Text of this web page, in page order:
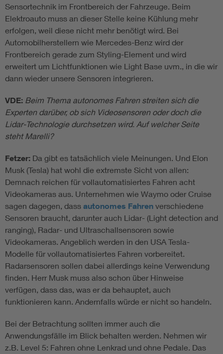
Sensortechnik im Frontbereich der Fahrzeuge. Beim
Elektroauto muss an dieser Stelle keine Kühlung mehr
erfolgen, weil diese nicht mehr benötigt wird. Bei
Automobilherstellern wie Mercedes-Benz wird der
Frontbereich gerade zum Styling-Element und wird
erweitert um Lichtfunktionen wie Light Base uvm., in die wir
dann wieder unsere Sensoren integrieren.
VDE: Beim Thema autonomes Fahren streiten sich die
Experten darüber, ob sich Videosensoren oder doch die
Lidar-Technologie durchsetzen wird. Auf welcher Seite
steht Marelli?
Fetzer: Da gibt es tatsächlich viele Meinungen. Und Elon
Musk (Tesla) hat wohl die extremste Sicht von allen:
Demnach reichen für vollautomatisiertes Fahren acht
Videokameras aus. Unternehmen wie Waymo oder Cruise
sagen dagegen, dass autonomes Fahren verschiedene
Sensoren braucht, darunter auch Lidar- (Light detection and
ranging), Radar- und Ultraschallsensoren sowie
Videokameras. Angeblich werden in den USA Tesla-
Modelle für vollautomatisiertes Fahren vorbereitet.
Radarsensoren sollen dabei allerdings keine Verwendung
finden. Herr Musk muss also schon über Hinweise
verfügen, dass das, was er da behauptet, auch
funktionieren kann. Andernfalls würde er nicht so handeln.
Bei der Betrachtung sollten immer auch die
Anwendungsfälle im Blick behalten werden. Nehmen wir
z.B. Level 5: Fahren ohne Lenkrad und ohne Pedale. Das